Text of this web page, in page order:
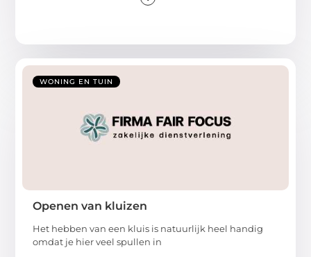
WONING EN TUIN
Openen van kluizen
Het hebben van een kluis is natuurlijk heel handig
omdat je hier veel spullen in